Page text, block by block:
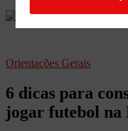
Orientações Gerais
6 dicas para
jogar futebol na